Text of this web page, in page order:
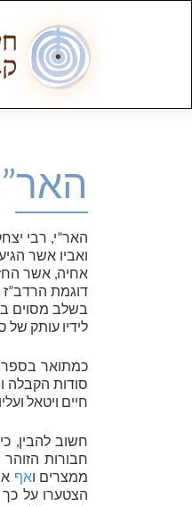
ואביו אשר
אחיה, אשר
דוגמת הרדב”ז
בשלב מסוים
לידיו עותק של
סודות הקבלה
חיים ויטאל
חשוב להבין,
חבורות
ממצרים ואף
הצטערו על כך